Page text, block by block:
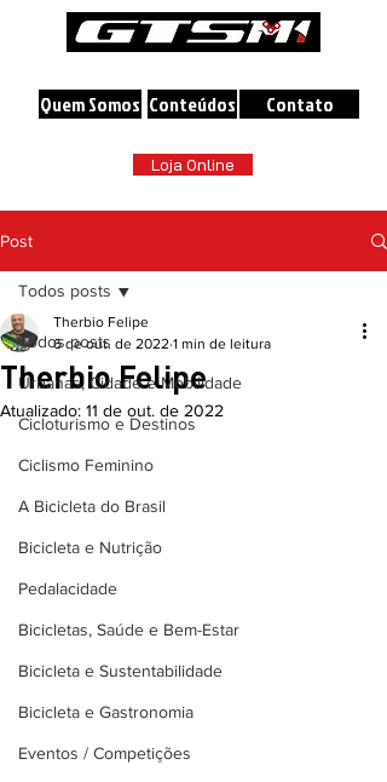
Quem Somos Conteúdos Contato
Loja Online
Post
Todos posts
Urbanas, Cidade e Mobilidade
Cicloturismo e Destinos
Ciclismo Feminino
A Bicicleta do Brasil
Bicicleta e Nutrição
Pedalacidade
Bicicletas, Saúde e Bem-Estar
Bicicleta e Sustentabilidade
Bicicleta e Gastronomia
Eventos / Competições
Todos posts
Therbio Felipe
Therbio Felipe
6 de out. de 2022 1 min de leitura
Atualizado: 11 de out. de 2022